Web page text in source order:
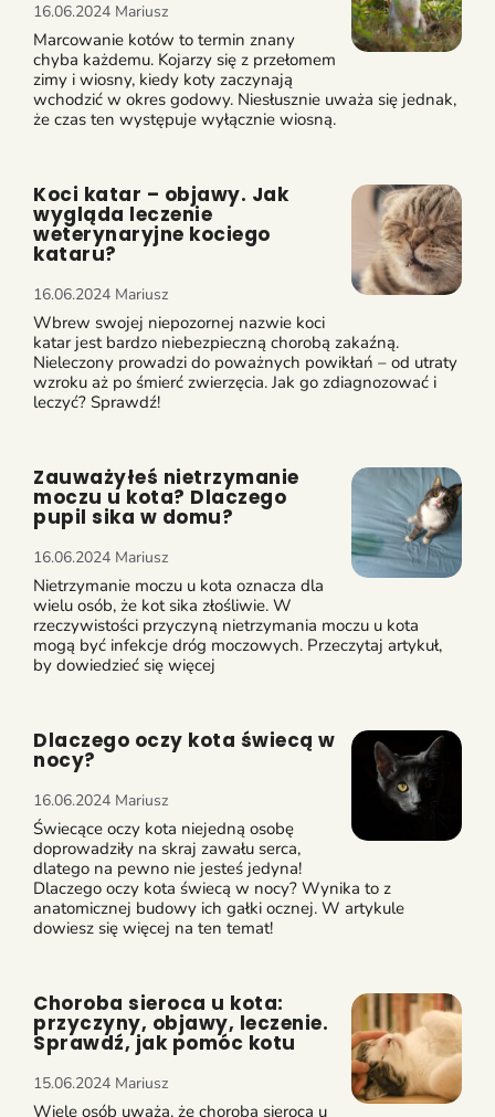
16.06.2024 Mariusz
Marcowanie kotów to termin znany
chyba każdemu. Kojarzy się z przełomem
zimy i wiosny, kiedy koty zaczynają
wchodzić w okres godowy. Niesłusznie uważa się jednak,
że czas ten występuje wyłącznie wiosną.
Koci katar – objawy. Jak
wygląda leczenie
weterynaryjne kociego
kataru?
16.06.2024 Mariusz
Wbrew swojej niepozornej nazwie koci
katar jest bardzo niebezpieczną chorobą zakaźną.
Nieleczony prowadzi do poważnych powikłań – od utraty
wzroku aż po śmierć zwierzęcia. Jak go zdiagnozować i
leczyć? Sprawdź!
Zauważyłeś nietrzymanie
moczu u kota? Dlaczego
pupil sika w domu?
16.06.2024 Mariusz
Nietrzymanie moczu u kota oznacza dla
wielu osób, że kot sika złośliwie. W
rzeczywistości przyczyną nietrzymania moczu u kota
mogą być infekcje dróg moczowych. Przeczytaj artykuł,
by dowiedzieć się więcej
Dlaczego oczy kota świecą w
nocy?
16.06.2024 Mariusz
Świecące oczy kota niejedną osobę
doprowadziły na skraj zawału serca,
dlatego na pewno nie jesteś jedyna!
Dlaczego oczy kota świecą w nocy? Wynika to z
anatomicznej budowy ich gałki ocznej. W artykule
dowiesz się więcej na ten temat!
Choroba sieroca u kota:
przyczyny, objawy, leczenie.
Sprawdź, jak pomóc kotu
15.06.2024 Mariusz
Wiele osób uważa, że choroba sieroca u